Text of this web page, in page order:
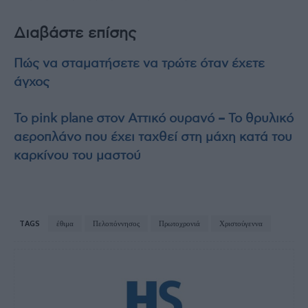
Διαβάστε επίσης
Πώς να σταματήσετε να τρώτε όταν έχετε
άγχος
To pink plane στον Αττικό ουρανό – Το θρυλικό
αεροπλάνο που έχει ταχθεί στη μάχη κατά του
καρκίνου του μαστού
TAGS έθιμα Πελοπόννησος Πρωτοχρονιά Χριστούγεννα